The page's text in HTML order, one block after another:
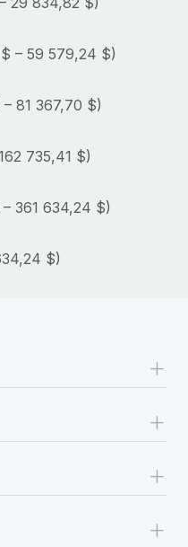
– 59 579,24 $)
81 367,70 $)
735,41 $)
361 634,24 $)
$)
+
+
+
+